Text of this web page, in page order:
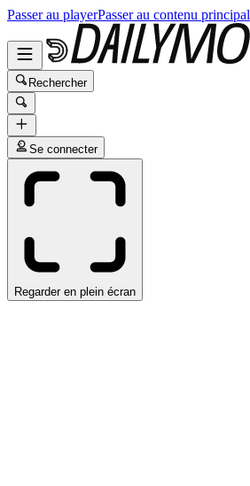
Passer au playerPasser au contenu principal
Rechercher
Se connecter
Regarder en plein écran